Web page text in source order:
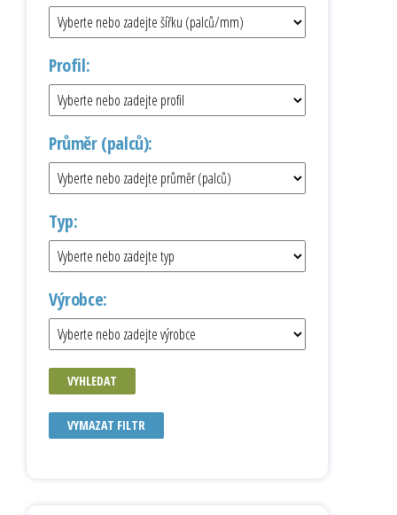
Profil:
Průměr (palců):
Typ:
Výrobce:
VYHLEDAT
VYMAZAT FILTR